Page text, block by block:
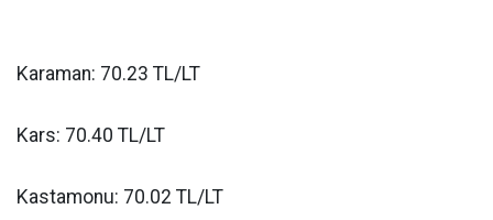
Karaman: 70.23 TL/LT
Kars: 70.40 TL/LT
Kastamonu: 70.02 TL/LT